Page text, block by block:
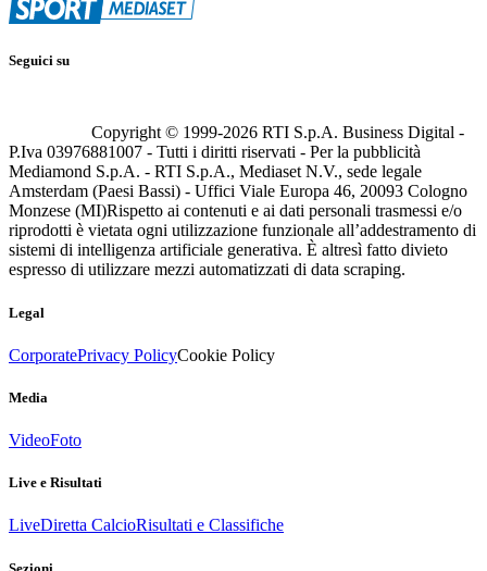
Seguici su
Copyright © 1999-2026 RTI S.p.A. Business Digital -
P.Iva 03976881007 - Tutti i diritti riservati - Per la pubblicità
Mediamond S.p.A. - RTI S.p.A., Mediaset N.V., sede legale
Amsterdam (Paesi Bassi) - Uffici Viale Europa 46, 20093 Cologno
Monzese (MI)Rispetto ai contenuti e ai dati personali trasmessi e/o
riprodotti è vietata ogni utilizzazione funzionale all’addestramento di
sistemi di intelligenza artificiale generativa. È altresì fatto divieto
espresso di utilizzare mezzi automatizzati di data scraping.
Legal
CorporatePrivacy PolicyCookie Policy
Media
VideoFoto
Live e Risultati
LiveDiretta CalcioRisultati e Classifiche